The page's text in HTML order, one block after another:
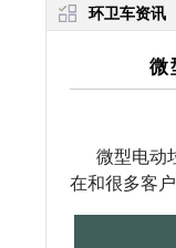
环卫车资讯
微
微型电动
在和很多客